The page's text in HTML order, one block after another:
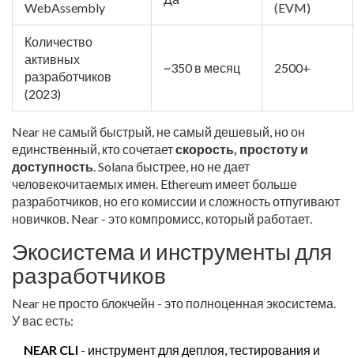
WebAssembly (EVM)
Количество
активных
разработчиков
(2023)
~350 в месяц 2500+
Near не самый быстрый, не самый дешевый, но он
единственный, кто сочетаетскорость, простоту и
доступность . Solana быстрее, но не дает
человекочитаемых имен. Ethereum имеет больше
разработчиков, но его комиссии и сложность отпугивают
новичков. Near - это компромисс, который работает.
Экосистема и инструменты для
разработчиков
Near не просто блокчейн - это полноценная экосистема.
У вас есть:
NEAR CLI - инструмент для деплоя, тестирования и